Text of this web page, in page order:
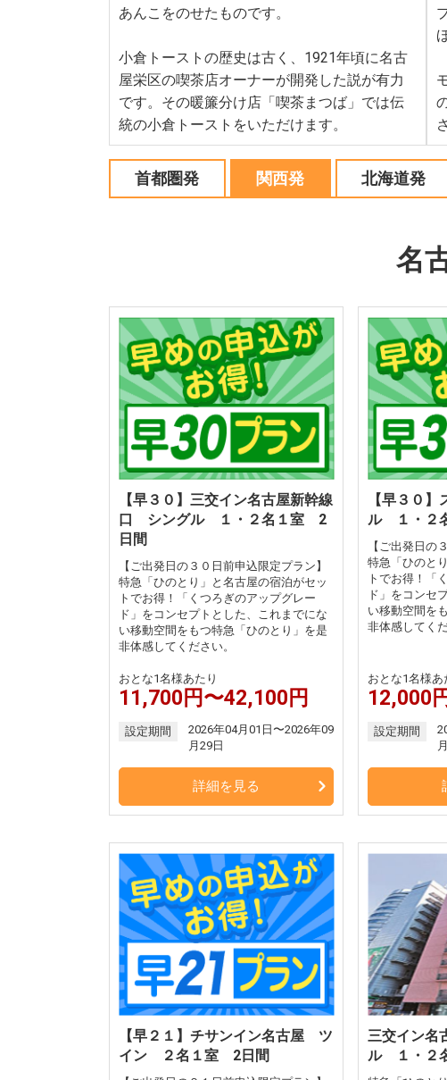
あんこをのせたものです。
小倉トーストの歴史は古く、1921年頃に名古
屋栄区の喫茶店オーナーが開発した説が有力
です。その暖簾分け店「喫茶まつば」では伝
統の小倉トーストをいただけます。
首都圏発 関西発 北海道発
名
【早３０】三交イン名古屋新幹線
口 シングル １・２名１室 2
日間
【ご出発日の３０日前申込限定プラン】
特急「ひのとり」と名古屋の宿泊がセッ
トでお得！「くつろぎのアップグレー
ド」をコンセプトとした、これまでにな
い移動空間をもつ特急「ひのとり」を是
非体感してください。
おとな1名様あたり
11,700円〜42,100円
設定期間
2026年04月01日〜2026年09
月29日
詳細を見る
【早３０
ル １・２
【ご出発日の
特急「ひのと
トでお得！「
ド」をコンセ
い移動空間を
非体感してくだ
おとな1名様あ
12,000
設定期間
【早２１】チサンイン名古屋 ツ
イン ２名１室 2日間
三交イン
ル １・２